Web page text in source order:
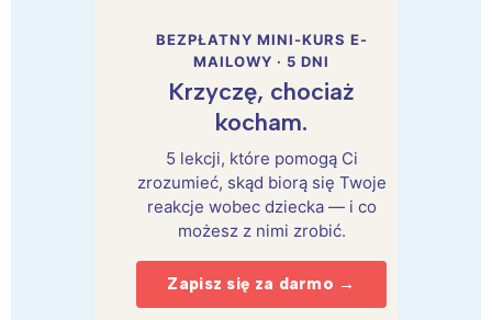
BEZPŁATNY MINI-KURS E-
MAILOWY · 5 DNI
Krzyczę, chociaż
kocham.
5 lekcji, które pomogą Ci
zrozumieć, skąd biorą się Twoje
reakcje wobec dziecka — i co
możesz z nimi zrobić.
Zapisz się za darmo →